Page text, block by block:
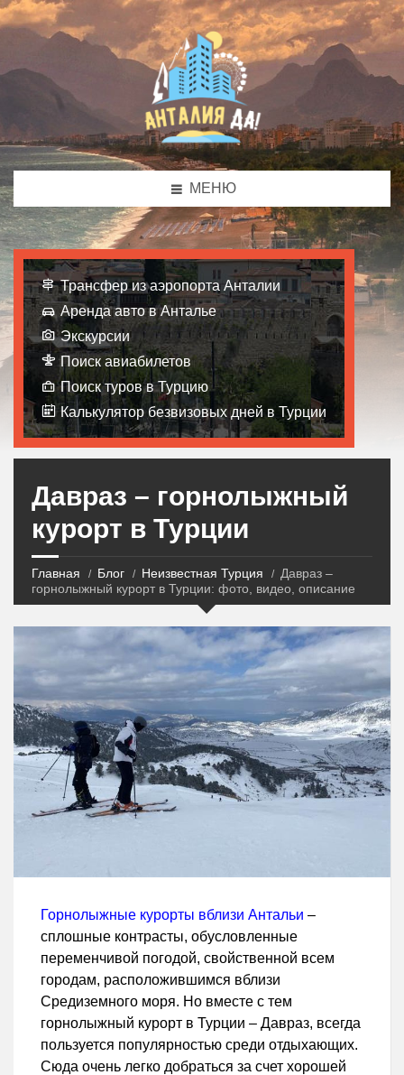
МЕНЮ
Трансфер из аэропорта Анталии
Аренда авто в Анталье
Экскурсии
Поиск авиабилетов
Поиск туров в Турцию
Калькулятор безвизовых дней в Турции
Давраз – горнолыжный
курорт в Турции
Главная Блог Неизвестная Турция
Давраз –
горнолыжный курорт в Турции: фото, видео, описание
Горнолыжные курорты вблизи Антальи –
сплошные контрасты, обусловленные
переменчивой погодой, свойственной всем
городам, расположившимся вблизи
Средиземного моря. Но вместе с тем
горнолыжный курорт в Турции – Давраз, всегда
пользуется популярностью среди отдыхающих.
Сюда очень легко добраться за счет хорошей